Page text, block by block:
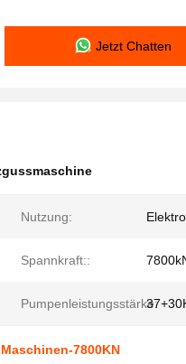
Jetzt Chatten
Nutzung:
Spannkraft::
Pumpenleistungsstärke:
7800KN